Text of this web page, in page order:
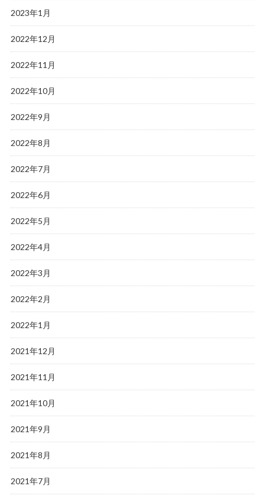
2023年1月
2022年12月
2022年11月
2022年10月
2022年9月
2022年8月
2022年7月
2022年6月
2022年5月
2022年4月
2022年3月
2022年2月
2022年1月
2021年12月
2021年11月
2021年10月
2021年9月
2021年8月
2021年7月